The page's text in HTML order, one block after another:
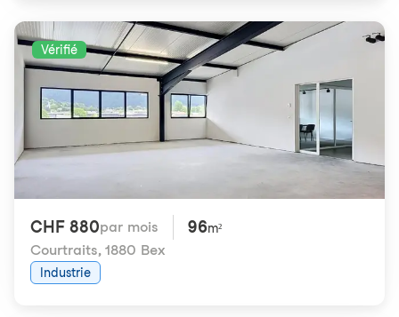
Vérifié
CHF 880par mois 96m²
Courtraits, 1880 Bex
Industrie